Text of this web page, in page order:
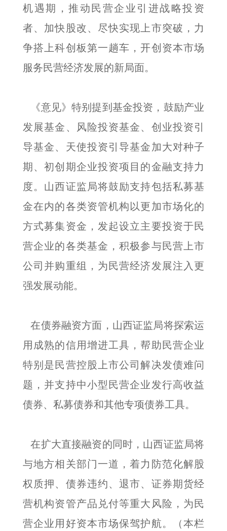
机遇期，推动民营企业引进战略投资
者、加快股改、尽快实现上市突破，力
争搭上科创板第一趟车，开创资本市场
服务民营经济发展的新局面。
《意见》特别提到基金投资，鼓励产业
发展基金、风险投资基金、创业投资引
导基金、天使投资引导基金加大对种子
期、初创期企业投资项目的金融支持力
度。山西证监局将鼓励支持包括私募基
金在内的各类资管机构以更加市场化的
方式募集资金，发起设立主要投资于民
营企业的各类基金，积极参与民营上市
公司并购重组，为民营经济发展注入更
强发展动能。
在债券融资方面，山西证监局将探索运
用成熟的信用增进工具，帮助民营企业
特别是民营控股上市公司解决发债难问
题，并支持中小型民营企业发行高收益
债券、私募债券和其他专项债券工具。
在扩大直接融资的同时，山西证监局将
与地方相关部门一道，着力防范化解股
权质押、债券违约、退市、证券期货经
营机构资管产品兑付等重大风险，为民
营企业用好资本市场保驾护航。（本栏